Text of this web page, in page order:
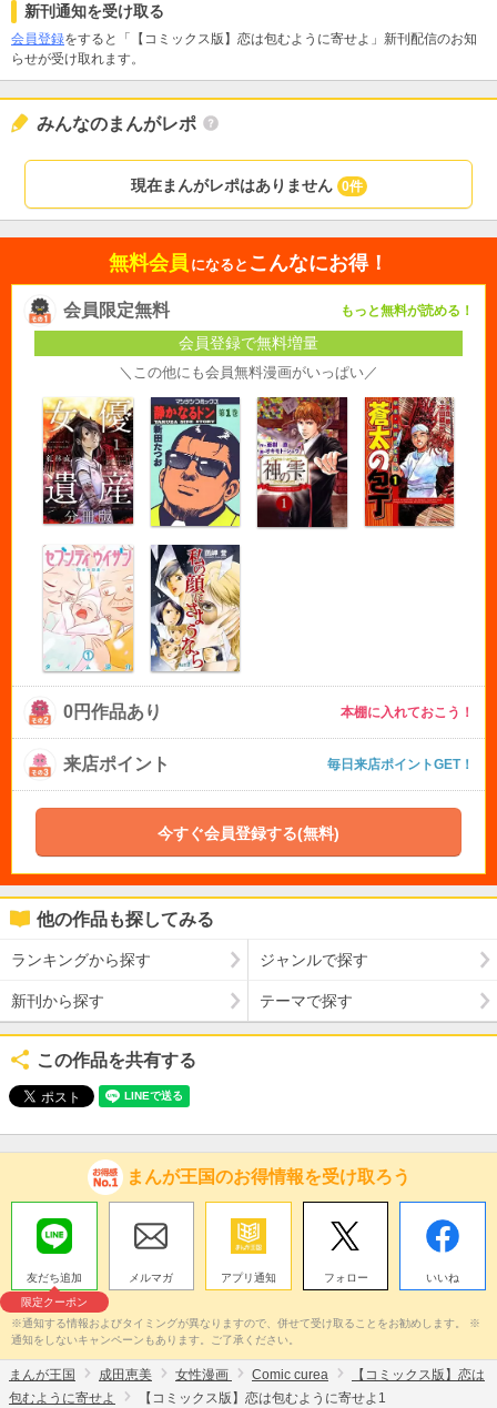
新刊通知を受け取る
会員登録をすると「【コミックス版】恋は包むように寄せよ」新刊配信のお知
らせが受け取れます。
みんなのまんがレポ
現在まんがレポはありません 0件
無料会員 になると こんなにお得！
会員限定無料 もっと無料が読める！
会員登録で無料増量
＼この他にも会員無料漫画がいっぱい／
0円作品あり 本棚に入れておこう！
来店ポイント 毎日来店ポイントGET！
今すぐ会員登録する(無料)
他の作品も探してみる
ランキングから探す ジャンルで探す
新刊から探す テーマで探す
この作品を共有する
まんが王国のお得情報を受け取ろう
友だち追加
限定クーポン
メルマガ アプリ通知 フォロー いいね
※通知する情報およびタイミングが異なりますので、併せて受け取ることをお勧めします。 ※
通知をしないキャンペーンもあります。ご了承ください。
まんが王国 成田恵美 女性漫画 Comic curea
【コミックス版】恋は
包むように寄せよ
【コミックス版】恋は包むように寄せよ1